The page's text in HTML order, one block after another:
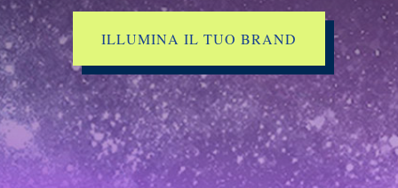
ILLUMINA IL TUO BRAND